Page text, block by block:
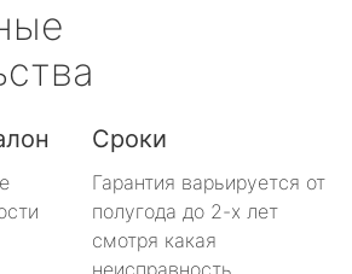
Сроки
Гарантия варьируется от
полугода до 2-х лет
смотря какая
неисправность.